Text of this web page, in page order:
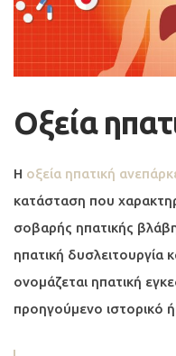
Οξεία
Η οξεία ηπατική
κατάσταση που
σοβαρής ηπατικής
ηπατική
ονομάζεται ηπατική
προηγούμενο ιστορικό